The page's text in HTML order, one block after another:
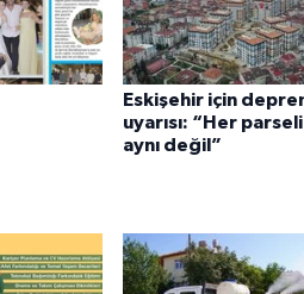
Eskişehir için
uyarısı: “Her
aynı değil”